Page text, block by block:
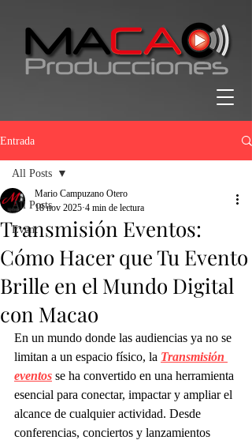
Entrada
All Posts
Event
All Posts
Transmisión Eventos:
Cómo Hacer que Tu Evento
Brille en el Mundo Digital
con Macao
Mario Campuzano Otero
18 nov 2025 4 min de lectura
En un mundo donde las audiencias ya no se
limitan a un espacio físico, la Transmisión
eventos se ha convertido en una herramienta
esencial para conectar, impactar y ampliar el
alcance de cualquier actividad. Desde
conferencias, conciertos y lanzamientos